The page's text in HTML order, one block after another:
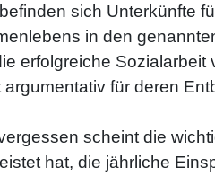
sich Unterkünfte
in den
erfolgreiche Sozialarbeit
für deren
scheint die
hat, die jährliche